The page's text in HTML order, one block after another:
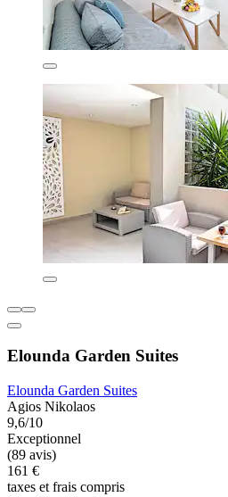
Elounda Garden Suites
Elounda Garden Suites
Agios Nikolaos
9,6/10
Exceptionnel
(89 avis)
161 €
taxes et frais compris